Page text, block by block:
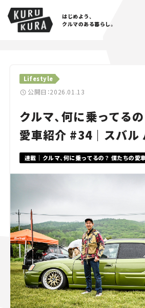
はじめよう、
クルマのある暮らし。
Lifestyle
公開日：2026.01.13
クルマ、何に乗ってる
愛車紹介 #34｜スバル
連載｜クルマ、何に乗ってるの？ 僕たちの愛
Cars
Lifestyle
Traffic
Special
Campaign
人気のハッシュタグ
スズキ ジムニー｜Suzuki Jimny
スズ
マツダ｜Mazda
マツダ ロードスタ